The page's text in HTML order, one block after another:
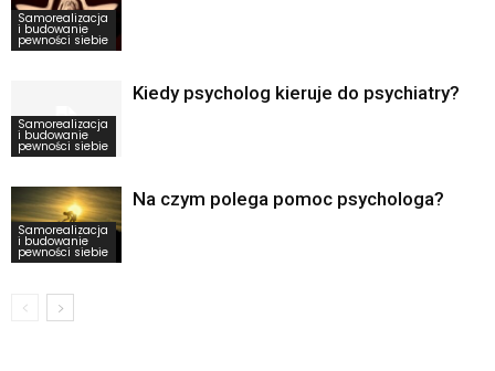
Samorealizacja
i budowanie
pewności siebie
Samorealizacja
i budowanie
pewności siebie
Kiedy psycholog kieruje do psychiatry?
Samorealizacja
i budowanie
pewności siebie
Na czym polega pomoc psychologa?